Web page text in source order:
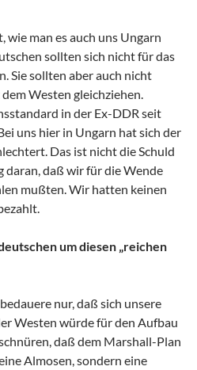
wie man es auch uns Ungarn
sollten sich nicht für das
Sie sollten aber auch nicht
Westen gleichziehen.
in der Ex-DDR seit
uns hier in Ungarn hat sich der
Das ist nicht die Schuld
daran, daß wir für die Wende
mußten. Wir hatten keinen
um diesen „reichen
nur, daß sich unsere
Westen würde für den Aufbau
daß dem Marshall-Plan
Almosen, sondern eine